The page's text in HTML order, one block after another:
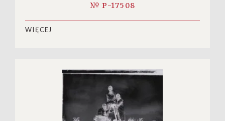
№ P-17508
WIĘCEJ